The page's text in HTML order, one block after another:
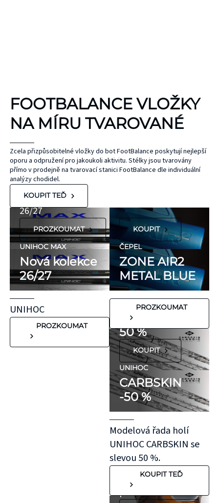
FOOTBALANCE VLOŽKY
NA MÍRU TVAROVANÉ
Zcela přizpůsobitelné vložky do bot FootBalance poskytují nejlepší
oporu a odpružení pro jakoukoli aktivitu. Stélky jsou tvarovány
přímo v prodejně na tvarovací stanici FootBalance dle individuální
analýzy chodidel.
KOUPIT TEĎ
UNIHOC
MAX
Nová kolekce
26/27
PROZKOUMAT
UNIHOC MAX
Nová kolekce
26/27
UNIHOC
PROZKOUMAT
ČEPEL
ZONE
KOUPIT
ČEPEL
ZONE AIR2
METAL BLUE
PROZKOUMAT
FLORBALOVÉ HOLE
UNIHOC
CARBSKIN
SE SLEVOU
50 %
KOUPIT
UNIHOC
CARBSKIN
-50 %
Modelová řada holí
UNIHOC CARBSKIN se
slevou 50 %.
KOUPIT TEĎ
KINEZIOLOGICKÉ
TEJPY
KT TAPE
bez latexu a
přírodního
hypoalergenní,
neobsahují latex
ani přírodní
kaučuk. Obsahují
minimum
potenciálně
nežádoucích látek,
které mohou
vyvolat alergické
reakce. Pokud ale
víte, že máte velmi
citlivou pokožku,
doporučujeme
otestovat malý
kousek KT pásky
aplikovaný bez
roztažení nejprve
na oblast se
"silnější"
pokožkou, jako je
koleno, nebo
předloktí.